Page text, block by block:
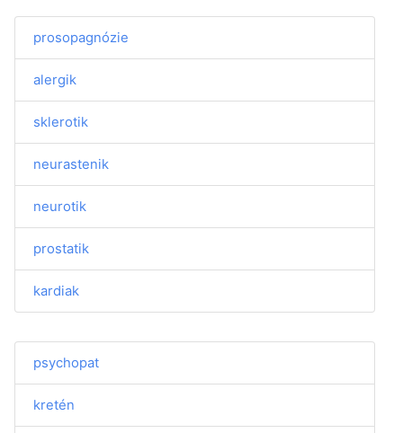
prosopagnózie
alergik
sklerotik
neurastenik
neurotik
prostatik
kardiak
psychopat
kretén